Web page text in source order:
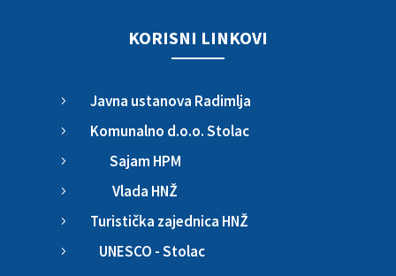
KORISNI LINKOVI
5 Javna ustanova Radimlja
5 Komunalno d.o.o. Stolac
5 Sajam HPM
5 Vlada HNŽ
5 Turistička zajednica HNŽ
5 UNESCO - Stolac